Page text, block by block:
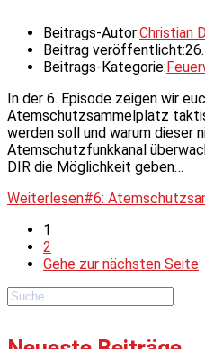
Beitrags-Autor:Christian
Beitrag veröffentlicht:
Beitrags-Kategorie:
In der 6. Episode zeigen wir
Atemschutzsammelplatz
werden soll und warum dieser
Atemschutzfunkkanal
DIR die Möglichkeit geben…
Weiterlesen#6:
1
2
Gehe zur nächsten Seite